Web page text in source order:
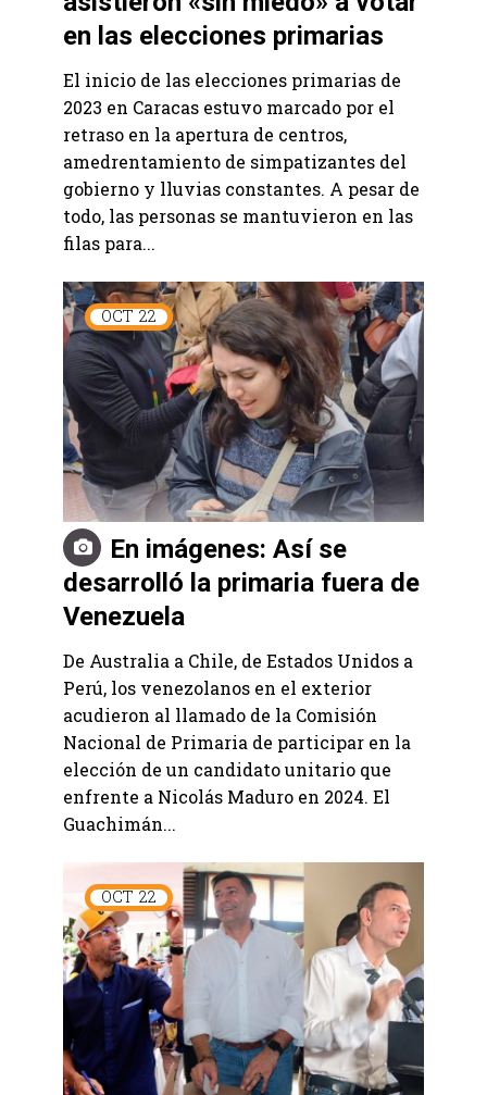
en las elecciones primarias
El inicio de las elecciones primarias de
2023 en Caracas estuvo marcado por el
retraso en la apertura de centros,
amedrentamiento de simpatizantes del
gobierno y lluvias constantes. A pesar de
todo, las personas se mantuvieron en las
filas para...
OCT 22
En imágenes: Así se
desarrolló la primaria fuera de
Venezuela
De Australia a Chile, de Estados Unidos a
Perú, los venezolanos en el exterior
acudieron al llamado de la Comisión
Nacional de Primaria de participar en la
elección de un candidato unitario que
enfrente a Nicolás Maduro en 2024. El
Guachimán...
OCT 22